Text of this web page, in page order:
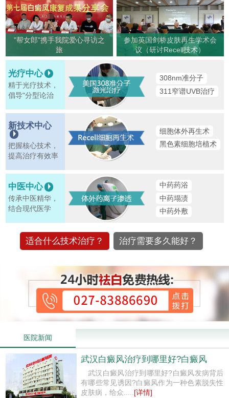
"帮女郎"携手我院爱心寻访之
旅
参加英国剑桥皮肤再生学术会
议（研讨Recell技术）
光疗中心
精于光疗技术，
倡导"分型论治
308nm准分子
311窄谱UVB治疗
新技术中心
把握核心技术，
提高治疗有效率
细胞体外再生术
黑色素细胞培植术
中医中心
传承中医精华，
结合现代医学
中药药浴
中药塌渍
中药外敷
适合什么技术治疗？ 治疗需要多久能好？
医院新闻
武汉白癜风治疗到哪里好?白癜风
武汉白癜风治疗到哪里好?白癜风发病背后
有哪些常见诱因?白癜风作为一种色素脱失性
皮肤病，给众..... [详情]